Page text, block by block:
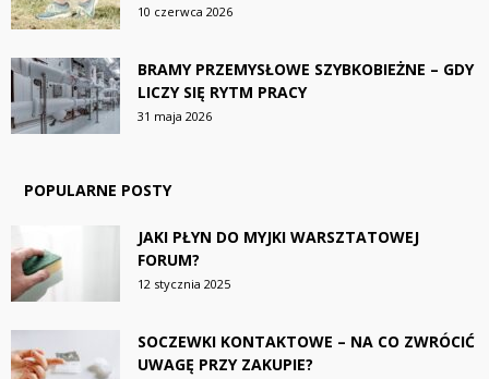
10 czerwca 2026
BRAMY PRZEMYSŁOWE SZYBKOBIEŻNE – GDY
LICZY SIĘ RYTM PRACY
31 maja 2026
POPULARNE POSTY
JAKI PŁYN DO MYJKI WARSZTATOWEJ
FORUM?
12 stycznia 2025
SOCZEWKI KONTAKTOWE – NA CO ZWRÓCIĆ
UWAGĘ PRZY ZAKUPIE?